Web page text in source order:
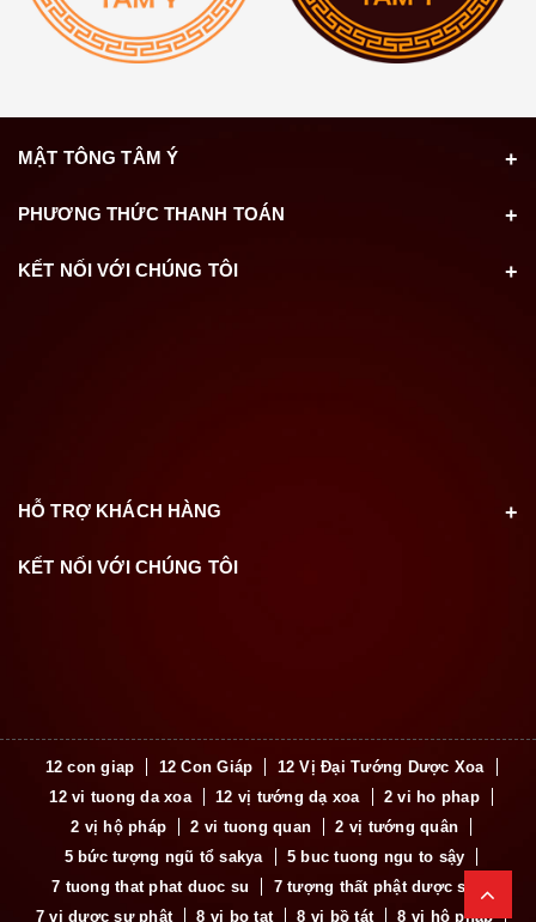
MẬT TÔNG TÂM Ý
PHƯƠNG THỨC THANH TOÁN
KẾT NỐI VỚI CHÚNG TÔI
HỖ TRỢ KHÁCH HÀNG
KẾT NỐI VỚI CHÚNG TÔI
12 con giap 12 Con Giáp
12 Vị Đại Tướng Dược Xoa
12 vi tuong da xoa
12 vị tướng dạ xoa
2 vi ho phap
2 vị hộ pháp
2 vi tuong quan
2 vị tướng quân
5 bức tượng ngũ tổ sakya
5 buc tuong ngu to sậy
7 tuong that phat duoc su
7 tượng thất phật dược sư
7 vị dược sư phật
8 vi bo tat 8 vị bồ tát 8 vị hộ pháp